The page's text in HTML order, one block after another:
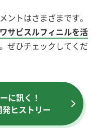
ントはさまざまです。
サビスルフィニルを活
ぜひチェックしてくだ
に訊く！
ヒストリー